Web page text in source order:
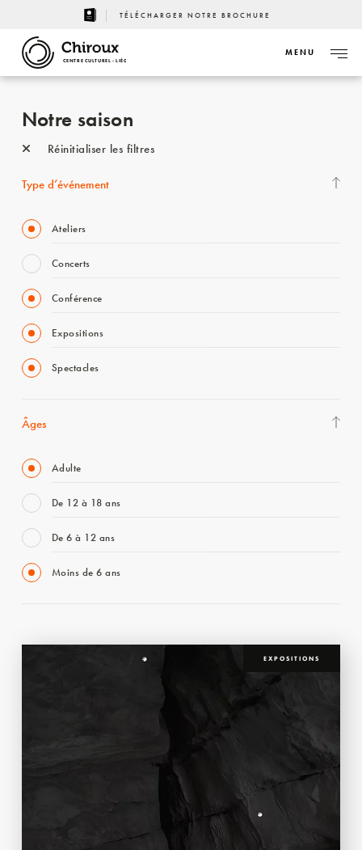
TÉLÉCHARGER NOTRE BROCHURE
CENTRE CULTUREL - LIÈGE
MENU
Notre saison
Réinitialiser les filtres
Type d’événement
Ateliers
Concerts
Conférence
Expositions
Spectacles
Âges
Adulte
De 12 à 18 ans
De 6 à 12 ans
Moins de 6 ans
EXPOSITIONS